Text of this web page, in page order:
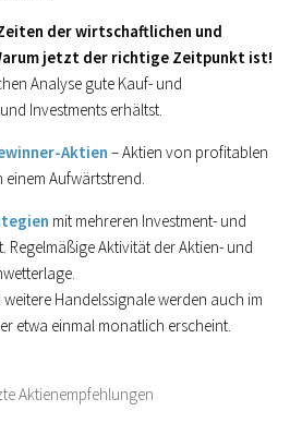
der wirtschaftlichen und
jetzt der richtige Zeitpunkt ist!
Analyse gute Kauf- und
Investments erhältst.
Aktien – Aktien von profitablen
Aufwärtstrend.
mit mehreren Investment- und
Aktivität der Aktien- und
Handelssignale werden auch im
etwa einmal monatlich erscheint.
Aktienempfehlungen